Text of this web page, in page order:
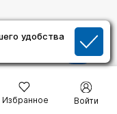
удобства
Избранное Войти
Мы в соцсетях: